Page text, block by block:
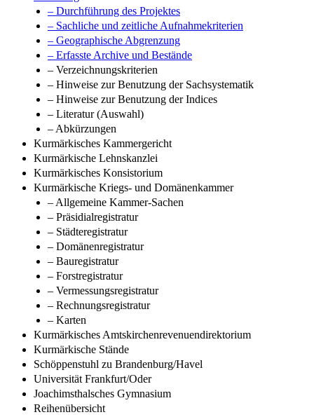
– Durchführung des Projektes
– Sachliche und zeitliche Aufnahmekriterien
– Geographische Abgrenzung
– Erfasste Archive und Bestände
– Verzeichnungskriterien
– Hinweise zur Benutzung der Sachsystematik
– Hinweise zur Benutzung der Indices
– Literatur (Auswahl)
– Abkürzungen
Kurmärkisches Kammergericht
Kurmärkische Lehnskanzlei
Kurmärkisches Konsistorium
Kurmärkische Kriegs- und Domänenkammer
– Allgemeine Kammer-Sachen
– Präsidialregistratur
– Städteregistratur
– Domänenregistratur
– Bauregistratur
– Forstregistratur
– Vermessungsregistratur
– Rechnungsregistratur
– Karten
Kurmärkisches Amtskirchenrevenuendirektorium
Kurmärkische Stände
Schöppenstuhl zu Brandenburg/Havel
Universität Frankfurt/Oder
Joachimsthalsches Gymnasium
Reihenübersicht